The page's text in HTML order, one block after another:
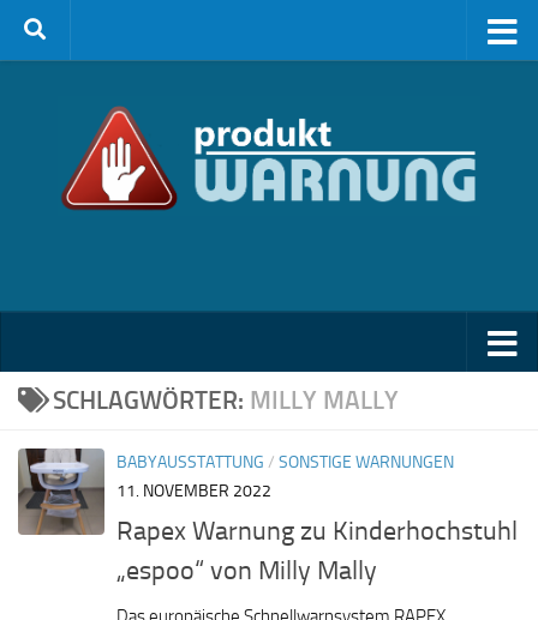
Zum Inhalt springen
SCHLAGWÖRTER: MILLY MALLY
BABYAUSSTATTUNG / SONSTIGE WARNUNGEN
11. NOVEMBER 2022
Rapex Warnung zu Kinderhochstuhl
„espoo“ von Milly Mally